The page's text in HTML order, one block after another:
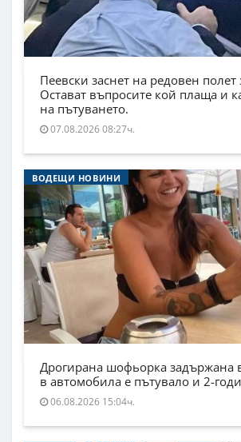
Пеевски заснет на редовен полет
Остават въпросите кой плаща и
на пътуването.
07.08.2026 08:27ч.
ВОДЕЩИ НОВИНИ
Дрогирана шофьорка задържана
в автомобила е пътувало и 2-
06.08.2026 15:04ч.